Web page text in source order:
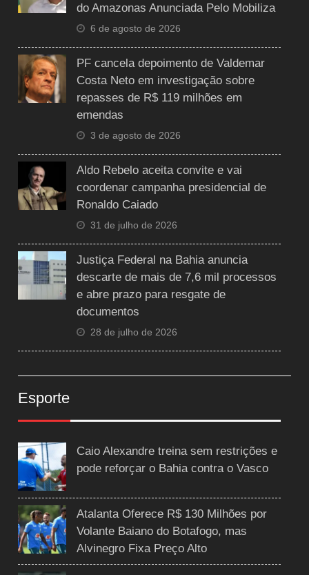
do Amazonas Anunciada Pelo Mobiliza
6 de agosto de 2026
PF cancela depoimento de Valdemar
Costa Neto em investigação sobre
repasses de R$ 119 milhões em
emendas
3 de agosto de 2026
Aldo Rebelo aceita convite e vai
coordenar campanha presidencial de
Ronaldo Caiado
31 de julho de 2026
Justiça Federal na Bahia anuncia
descarte de mais de 7,6 mil processos
e abre prazo para resgate de
documentos
28 de julho de 2026
Esporte
Caio Alexandre treina sem restrições e
pode reforçar o Bahia contra o Vasco
Atalanta Oferece R$ 130 Milhões por
Volante Baiano do Botafogo, mas
Alvinegro Fixa Preço Alto